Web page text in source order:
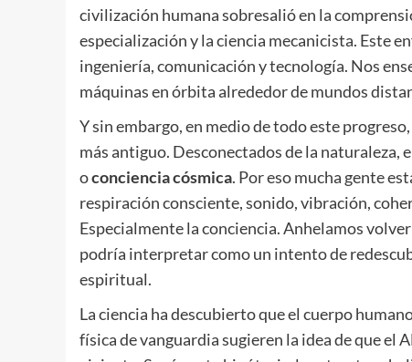
civilización humana sobresalió en la
especialización y la ciencia mecanicista. Este
ingeniería, comunicación y tecnología. Nos
máquinas en órbita alrededor de mundos
Y sin embargo, en medio de todo este
más antiguo. Desconectados de la naturaleza,
oconciencia cósmica. Por eso mucha gente
respiración consciente, sonido, vibración,
Especialmente la conciencia. Anhelamos
podría interpretar como un intento de
espiritual.
La ciencia ha descubierto que el cuerpo
física de vanguardia sugieren la idea de que